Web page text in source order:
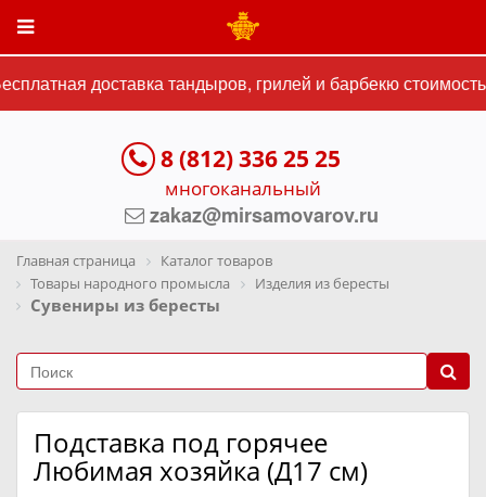
доставка тандыров, грилей и барбекю
8 (812) 336 25 25
многоканальный
zakaz@mirsamovarov.ru
Главная страница
Каталог товаров
Товары народного промысла
Изделия из бересты
Сувениры из бересты
Подставка под горячее
Любимая хозяйка (Д17 см)